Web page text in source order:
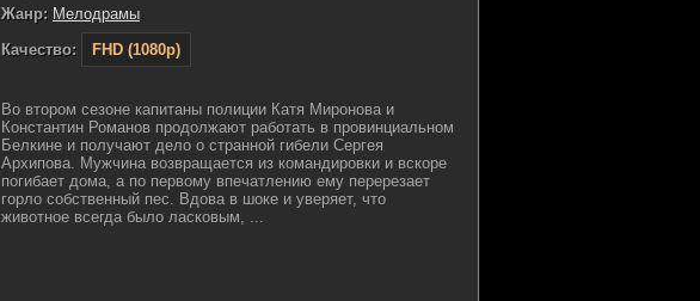
Жанр: Мелодрамы
Качество:
FHD (1080p)
Во втором сезоне капитаны полиции Катя Миронова и
Константин Романов продолжают работать в провинциальном
Белкине и получают дело о странной гибели Сергея
Архипова. Мужчина возвращается из командировки и вскоре
погибает дома, а по первому впечатлению ему перерезает
горло собственный пес. Вдова в шоке и уверяет, что
животное всегда было ласковым, ...